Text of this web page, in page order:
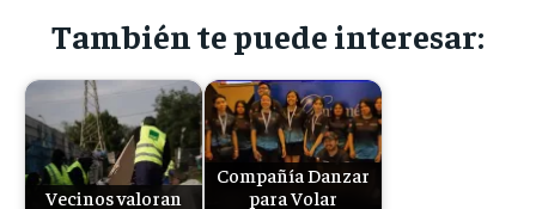
También te puede interesar:
Vecinos valoran
Compañía Danzar
para Volar